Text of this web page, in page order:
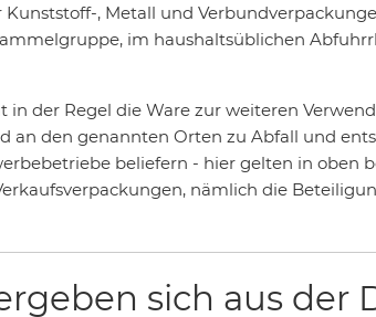
Kunststoff-, Metall und
im haushaltsüblichen
der Regel die Ware zur weiteren
an den genannten Orten zu Abfall und
beliefern - hier gelten in oben
nämlich die
sich aus der